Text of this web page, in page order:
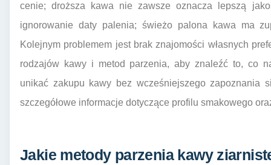
cenie; droższa kawa nie zawsze oznacza lepszą
ignorowanie daty palenia; świeżo palona kawa ma
Kolejnym problemem jest brak znajomości własnych
rodzajów kawy i metod parzenia, aby znaleźć to, co
unikać zakupu kawy bez wcześniejszego zapoznania
szczegółowe informacje dotyczące profilu smakowego
Jakie metody parzenia kawy